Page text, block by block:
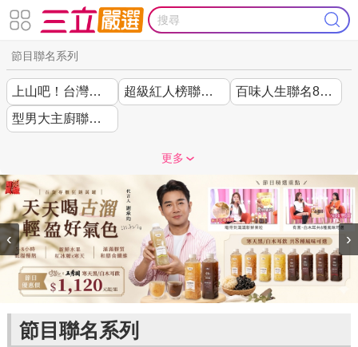
節目聯名系列
上山吧！台灣隊聯名 超級紅人榜聯名44折起
百味人生聯名85折起
型男大主廚聯名7折起
更多
‹ ›
節目聯名系列